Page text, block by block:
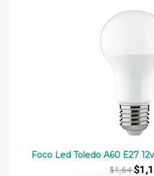
Foco Led Toledo A60 E27
$1,64